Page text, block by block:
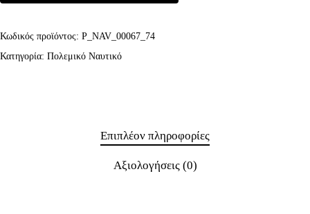
Κωδικός προϊόντος: P_NAV_00067_74
Κατηγορία: Πολεμικό Ναυτικό
Επιπλέον πληροφορίες
Αξιολογήσεις (0)